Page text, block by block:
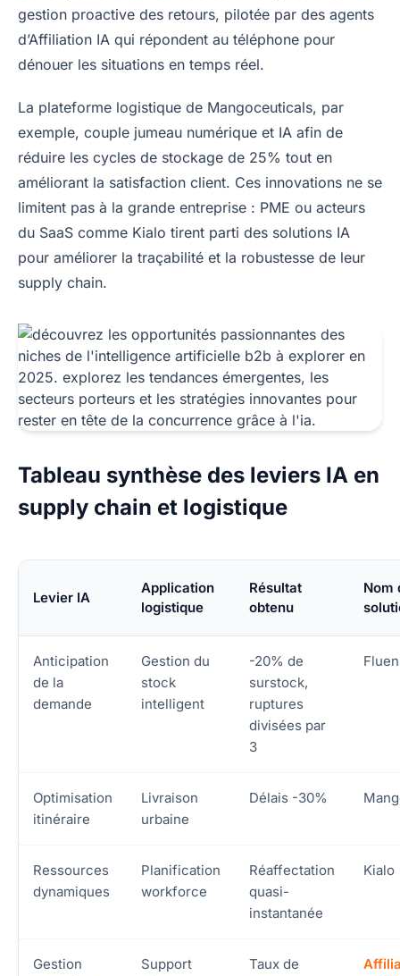
gestion proactive des retours, pilotée par des agents
d’Affiliation IA qui répondent au téléphone pour
dénouer les situations en temps réel.
La plateforme logistique de Mangoceuticals, par
exemple, couple jumeau numérique et IA afin de
réduire les cycles de stockage de 25% tout en
améliorant la satisfaction client. Ces innovations ne se
limitent pas à la grande entreprise : PME ou acteurs
du SaaS comme Kialo tirent parti des solutions IA
pour améliorer la traçabilité et la robustesse de leur
supply chain.
Tableau synthèse des leviers IA en
supply chain et logistique
Levier IA
Application
logistique
Résultat
obtenu
Nom
Anticipation
de la
demande
Gestion du
stock
intelligent
-20% de
surstock,
ruptures
divisées par
3
Optimisation
itinéraire
Livraison
urbaine
Délais -30%
Ressources
dynamiques
Planification
workforce
Réaffectation
quasi-
instantanée
Kialo
Gestion
Support
Taux de